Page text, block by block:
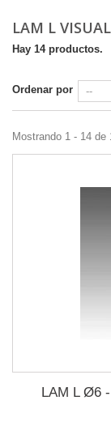
LAM L
Hay 14 productos.
Ordenar por
Mostrando 1 - 14 de
LAM L Ø6